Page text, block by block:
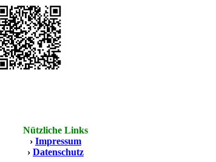
Nützliche Links
› Impressum
› Datenschutz